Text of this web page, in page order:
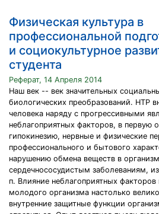
Физическая культура в
профессиональной
и социокультурное
студента
Реферат, 14 Апреля 2014
Наш век -- век значительных
биологических преобразований. НТР
человека наряду с прогрессивными
неблагоприятных факторов, в первую
гипокинезию, нервные и физические
профессионального и бытового
нарушению обмена веществ в
сердечнососудистым заболеваниям,
п. Влияние неблагоприятных факторов
молодого организма настолько
внутренние защитные функции